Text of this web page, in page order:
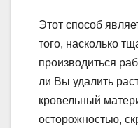
Этот способ
того, насколько
производиться
ли Вы удалить
кровельный
осторожностью,